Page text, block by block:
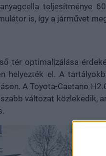
teljesítménye
is, így a járművet
tér optimalizálása
helyezték el. A
A Toyota-Caetano
változat közlekedik,